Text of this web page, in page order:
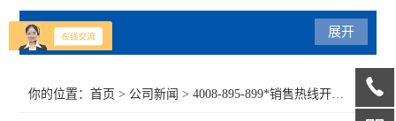
产品分类 展开
你的位置：首页 > 公司新闻 > 4008-895-899*销售热线开通了！